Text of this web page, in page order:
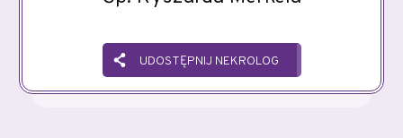
UDOSTĘPNIJ NEKROLOG